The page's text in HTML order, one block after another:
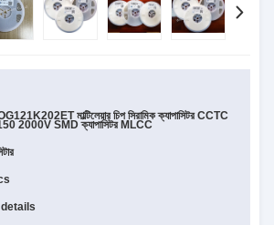
মাল্টিলেয়ার চিপ সিরামিক ক্যাপাসিটর CCTC
2000V SMD ক্যাপাসিটর MLCC